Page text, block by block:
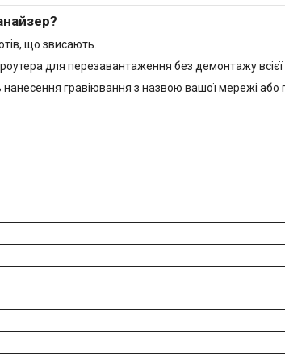
що звисають.
для перезавантаження без демонтажу всієї
гравіювання з назвою вашої мережі або